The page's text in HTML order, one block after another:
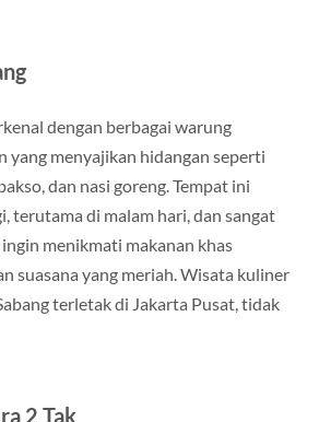
dengan berbagai warung
yang menyajikan hidangan seperti
dan nasi goreng. Tempat ini
terutama di malam hari, dan sangat
menikmati makanan khas
suasana yang meriah. Wisata kuliner
terletak di Jakarta Pusat, tidak
2 Tak